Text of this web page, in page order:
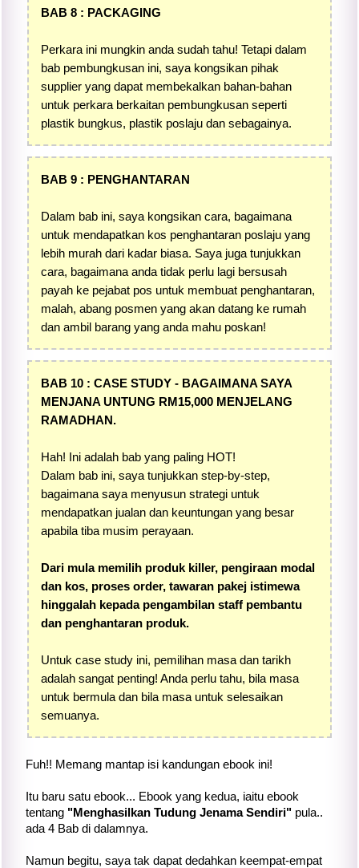
BAB 8 : PACKAGING
Perkara ini mungkin anda sudah tahu! Tetapi dalam
bab pembungkusan ini, saya kongsikan pihak
supplier yang dapat membekalkan bahan-bahan
untuk perkara berkaitan pembungkusan seperti
plastik bungkus, plastik poslaju dan sebagainya.
BAB 9 : PENGHANTARAN
Dalam bab ini, saya kongsikan cara, bagaimana
untuk mendapatkan kos penghantaran poslaju yang
lebih murah dari kadar biasa. Saya juga tunjukkan
cara, bagaimana anda tidak perlu lagi bersusah
payah ke pejabat pos untuk membuat penghantaran,
malah, abang posmen yang akan datang ke rumah
dan ambil barang yang anda mahu poskan!
BAB 10 : CASE STUDY - BAGAIMANA SAYA
MENJANA UNTUNG RM15,000 MENJELANG
RAMADHAN.
Hah! Ini adalah bab yang paling HOT!
Dalam bab ini, saya tunjukkan step-by-step,
bagaimana saya menyusun strategi untuk
mendapatkan jualan dan keuntungan yang besar
apabila tiba musim perayaan.
Dari mula memilih produk killer, pengiraan modal
dan kos, proses order, tawaran pakej istimewa
hinggalah kepada pengambilan staff pembantu
dan penghantaran produk.
Untuk case study ini, pemilihan masa dan tarikh
adalah sangat penting! Anda perlu tahu, bila masa
untuk bermula dan bila masa untuk selesaikan
semuanya.
Fuh!! Memang mantap isi kandungan ebook ini!
Itu baru satu ebook... Ebook yang kedua, iaitu ebook
tentang "Menghasilkan Tudung Jenama Sendiri" pula..
ada 4 Bab di dalamnya.
Namun begitu, saya tak dapat dedahkan keempat-empat